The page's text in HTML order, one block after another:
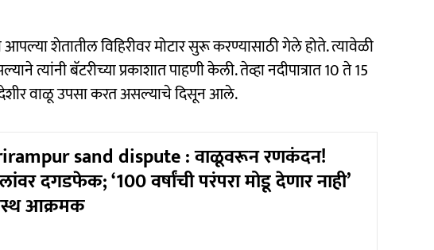
आपल्या शेतातील विहिरीवर मोटार सुरू करण्यासाठी गेले होते. त्यावेळी
त्यांनी बॅटरीच्या प्रकाशात पाहणी केली. तेव्हा नदीपात्रात 10 ते 15
वाळू उपसा करत असल्याचे दिसून आले.
sand dispute : वाळूवरून रणकंदन!
दगडफेक; ‘100 वर्षांची परंपरा मोडू देणार नाही’
आक्रमक